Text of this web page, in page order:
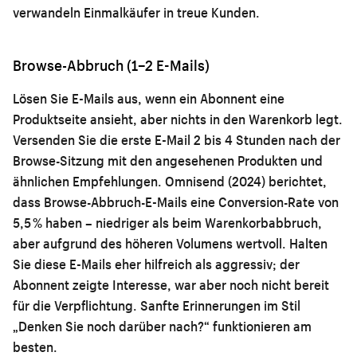
verwandeln Einmalkäufer in treue Kunden.
Browse-Abbruch (1–2 E-Mails)
Lösen Sie E-Mails aus, wenn ein Abonnent eine
Produktseite ansieht, aber nichts in den Warenkorb legt.
Versenden Sie die erste E-Mail 2 bis 4 Stunden nach der
Browse-Sitzung mit den angesehenen Produkten und
ähnlichen Empfehlungen. Omnisend (2024) berichtet,
dass Browse-Abbruch-E-Mails eine Conversion-Rate von
5,5 % haben – niedriger als beim Warenkorbabbruch,
aber aufgrund des höheren Volumens wertvoll. Halten
Sie diese E-Mails eher hilfreich als aggressiv; der
Abonnent zeigte Interesse, war aber noch nicht bereit
für die Verpflichtung. Sanfte Erinnerungen im Stil
„Denken Sie noch darüber nach?“ funktionieren am
besten.